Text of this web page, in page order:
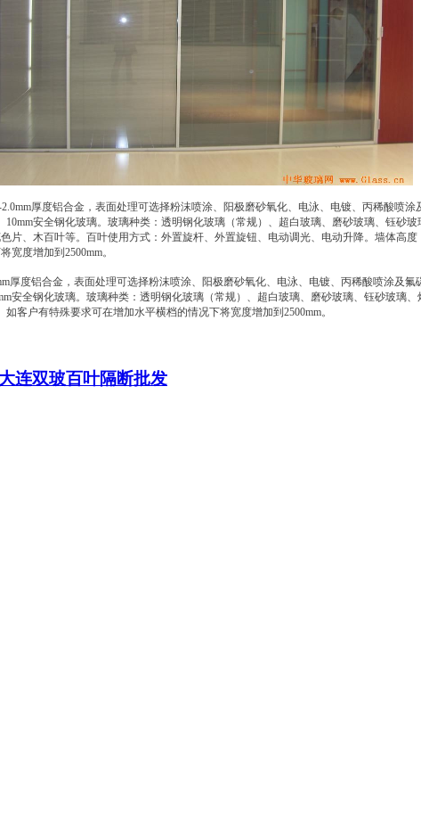
厚度铝合金，表面处理可选择粉沫喷涂、阳极磨砂氧化、电泳、电镀、丙稀酸喷
安全钢化玻璃。玻璃种类：透明钢化玻璃（常规）、超白玻璃、磨砂玻璃、钰砂
、木百叶等。百叶使用方式：外置旋杆、外置旋钮、电动调光、电动升降。墙体高
度增加到2500mm。
度铝合金，表面处理可选择粉沫喷涂、阳极磨砂氧化、电泳、电镀、丙稀酸喷涂及
安全钢化玻璃。玻璃种类：透明钢化玻璃（常规）、超白玻璃、磨砂玻璃、钰砂玻璃
客户有特殊要求可在增加水平横档的情况下将宽度增加到2500mm。
大连双玻百叶隔断批发